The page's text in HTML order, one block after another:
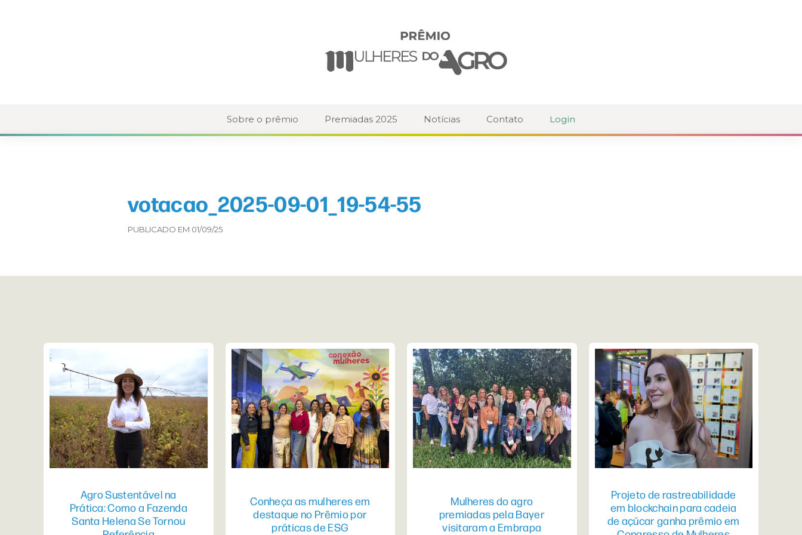
Sobre o prêmio Premiadas 2025 Notícias Contato Login
votacao_2025-09-01_19-54-55
PUBLICADO EM 01/09/25
Agro Sustentável na
Prática: Como a Fazenda
Santa Helena Se Tornou
Conheça as mulheres em
destaque no Prêmio por
práticas de ESG
Mulheres do agro
premiadas pela Bayer
visitaram a Embrapa
Projeto de rastreabilidade
em blockchain para cadeia
de açúcar ganha prêmio em